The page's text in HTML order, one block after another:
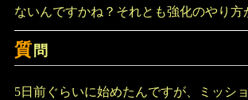
ないんですかね？それとも強化のやり方
質 問
5日前ぐらいに始めたんですが、ミッシ